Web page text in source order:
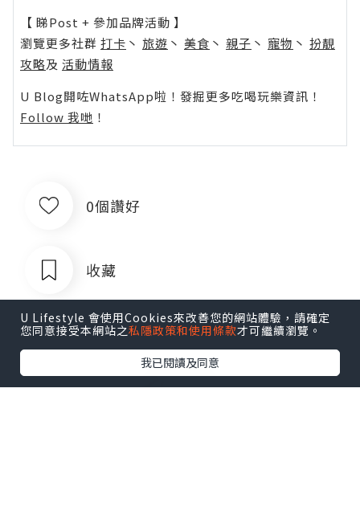
【 睇Post + 參加品牌活動 】
瀏覽更多社群 打卡 丶 旅遊 丶 美食 丶 親子 丶 寵物 丶 扮靚
攻略及 活動情報
U Blog開咗WhatsApp啦！發掘更多吃喝玩樂資訊！
Follow 我哋 ！
0個讚好
收藏
U Lifestyle 會使用Cookies來改善您的網站體驗，請確定
您同意接受本網站之私隱政策和使用條款才可繼續瀏覽。
我已閱讀及同意